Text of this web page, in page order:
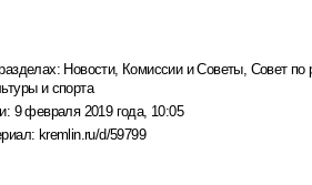
Новости, Комиссии и Советы, Совет по
и спорта
9 февраля 2019 года, 10:05
kremlin.ru/d/59799